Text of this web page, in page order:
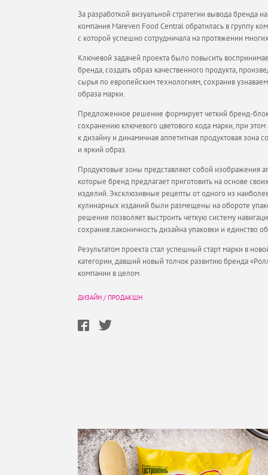
За разработкой визуальной стратегии вывода бренда
компания Mareven Food Central обратилась в группу
с которой успешно сотрудничала на протяжении
Ключевой задачей проекта было повысить
бренда, создать образ качественного продукта,
сырья по европейским технологиям, сохранив
образа марки.
Предложенное решение формирует четкий бренд-
сохранению ключевого цветового кода марки, при
к дизайну и динамичная аппетитная продуктовая зона
и яркий образ.
Продуктовые зоны представляют собой изображения
которые бренд предлагает приготовить на основе
изделий. Эксклюзивные рецепты от одного из
кулинарных изданий были размещены на обороте
решение позволяет выстроить четкую систему
сохранив лаконичность дизайна упаковки и единство
Результатом проекта стал успешный старт марки в
категории, давший новый толчок развитию бренда
компании в целом.
ДИЗАЙН / ПРОДАКШН